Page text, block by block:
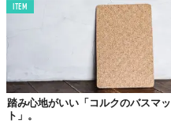
ITEM
踏み心地がいい「コルクのバスマッ
ト」。